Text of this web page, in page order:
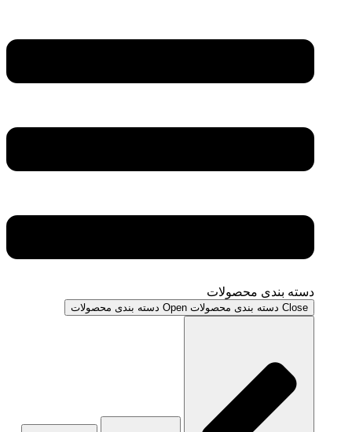
دسته بندی محصولات
Close دسته بندی محصولات Open دسته بندی محصولات